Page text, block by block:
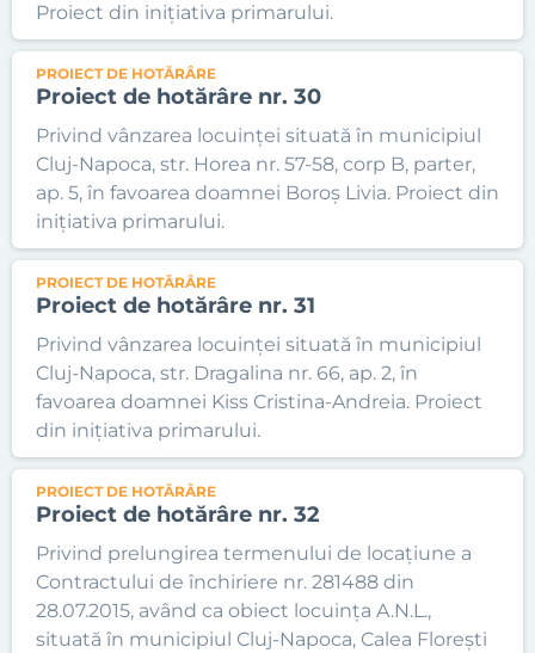
Proiect din inițiativa primarului.
PROIECT DE HOTĂRÂRE
Proiect de hotărâre nr. 30
Privind vânzarea locuinței situată în municipiul
Cluj-Napoca, str. Horea nr. 57-58, corp B, parter,
ap. 5, în favoarea doamnei Boroș Livia. Proiect din
inițiativa primarului.
PROIECT DE HOTĂRÂRE
Proiect de hotărâre nr. 31
Privind vânzarea locuinței situată în municipiul
Cluj-Napoca, str. Dragalina nr. 66, ap. 2, în
favoarea doamnei Kiss Cristina-Andreia. Proiect
din inițiativa primarului.
PROIECT DE HOTĂRÂRE
Proiect de hotărâre nr. 32
Privind prelungirea termenului de locațiune a
Contractului de închiriere nr. 281488 din
28.07.2015, având ca obiect locuința A.N.L.,
situată în municipiul Cluj-Napoca, Calea Florești